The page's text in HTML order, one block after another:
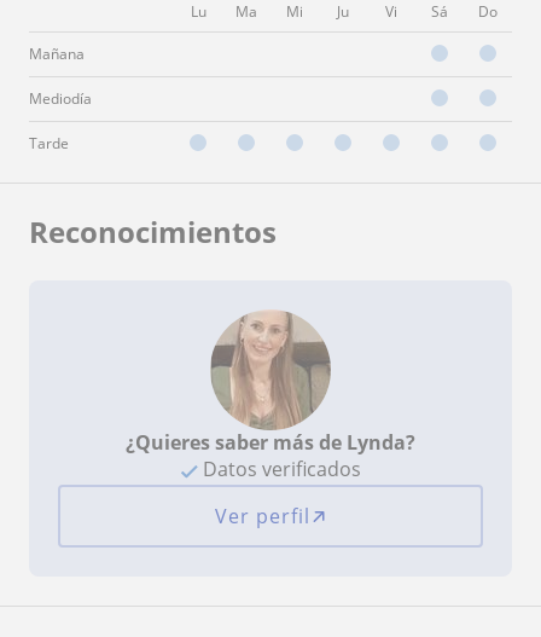
Lu Ma Mi Ju Vi Sá Do
Mañana
Mediodía
Tarde
Reconocimientos
¿Quieres saber más de Lynda?
Datos verificados
Ver perfil